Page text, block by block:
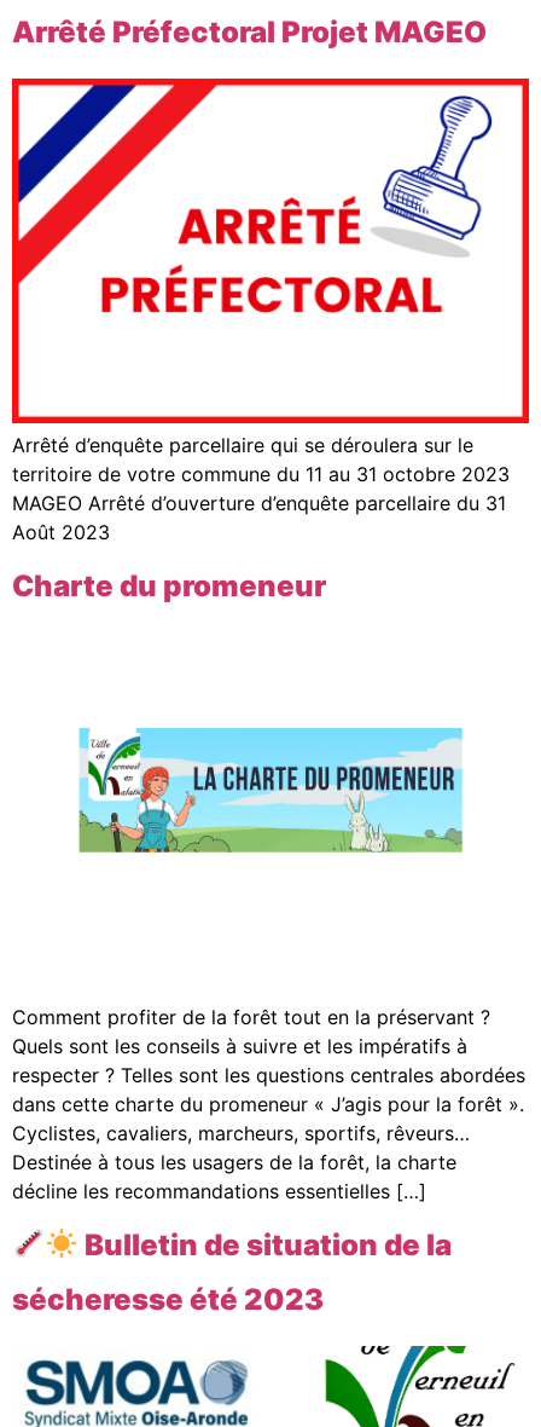
Arrêté Préfectoral Projet MAGEO
Arrêté d’enquête parcellaire qui se déroulera sur le
territoire de votre commune du 11 au 31 octobre 2023
MAGEO Arrêté d’ouverture d’enquête parcellaire du 31
Août 2023
Charte du promeneur
Comment profiter de la forêt tout en la préservant ?
Quels sont les conseils à suivre et les impératifs à
respecter ? Telles sont les questions centrales abordées
dans cette charte du promeneur « J’agis pour la forêt ».
Cyclistes, cavaliers, marcheurs, sportifs, rêveurs…
Destinée à tous les usagers de la forêt, la charte
décline les recommandations essentielles […]
Bulletin de situation de la
sécheresse été 2023